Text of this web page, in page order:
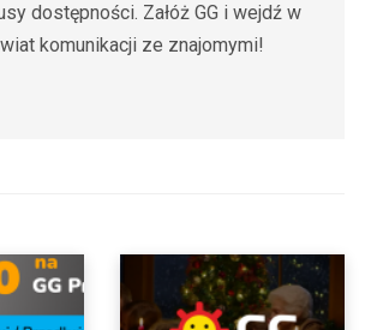
dostępności. Załóż GG i wejdź w
komunikacji ze znajomymi!